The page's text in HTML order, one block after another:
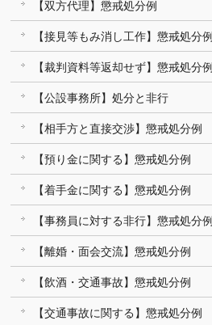
【双方代理】懲戒処分例
【接見等もみ消し工作】懲戒処分例
【裁判資料等返却せず】懲戒処分例
【公設事務所】処分と非行
【相手方と直接交渉】懲戒処分例
【預り金に関する】懲戒処分例
【着手金に関する】懲戒処分例
【事務員に対する非行】懲戒処分例
【離婚・面会交流】懲戒処分例
【飲酒・交通事故】懲戒処分例
【交通事故に関する】懲戒処分例